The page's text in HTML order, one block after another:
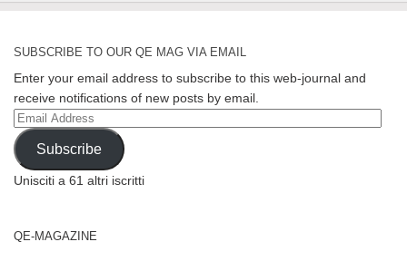
SUBSCRIBE TO OUR QE MAG VIA EMAIL
Enter your email address to subscribe to this web-journal and
receive notifications of new posts by email.
Email
Address
Subscribe
Unisciti a 61 altri iscritti
QE-MAGAZINE